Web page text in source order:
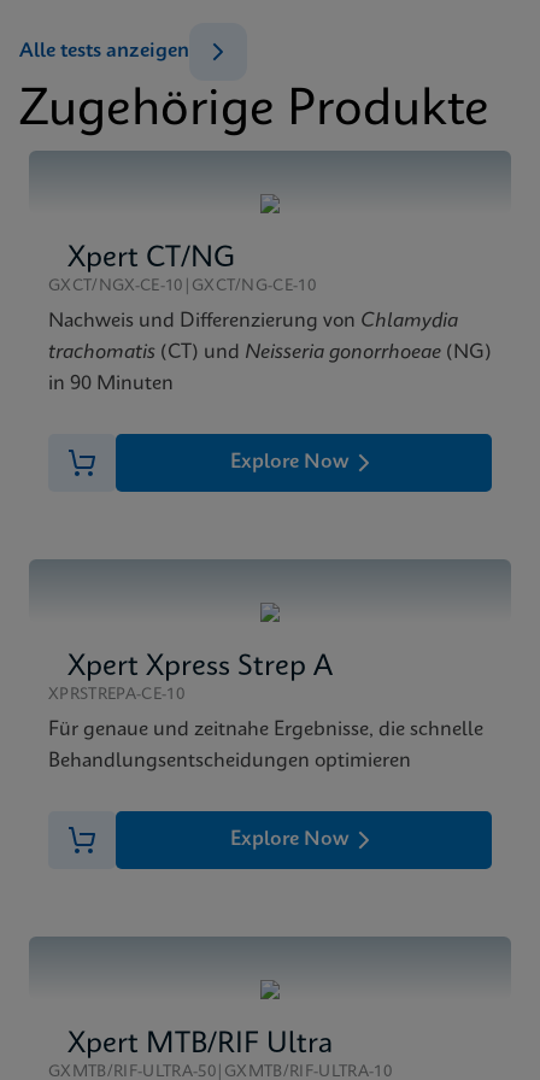
SDB
DEU
Xpert Xpress Flu/RSV SDS CE-IVD (English)
ENG
Zugehörige Produkte
Alle tests anzeigen
Xpert CT/NG
GXCT/NGX-CE-10|GXCT/NG-CE-10
Nachweis und Differenzierung von Chlamydia
trachomatis (CT) und Neisseria gonorrhoeae (NG)
in 90 Minuten
Explore Now
Xpert Xpress Strep A
XPRSTREPA-CE-10
Für genaue und zeitnahe Ergebnisse, die schnelle
Behandlungsentscheidungen optimieren
Explore Now
Xpert MTB/RIF Ultra
GXMTB/RIF-ULTRA-50|GXMTB/RIF-ULTRA-10